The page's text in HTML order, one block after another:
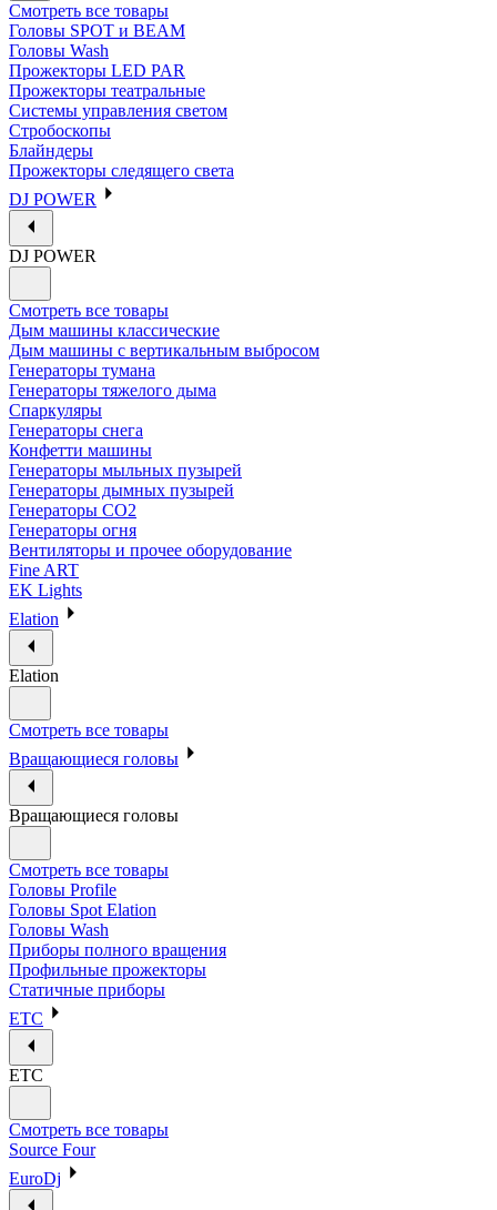
Смотреть все товары
Головы SPOT и BEAM
Головы Wash
Прожекторы LED PAR
Прожекторы театральные
Системы управления светом
Стробоскопы
Блайндеры
Прожекторы следящего света
DJ POWER
DJ POWER
Смотреть все товары
Дым машины классические
Дым машины с вертикальным выбросом
Генераторы тумана
Генераторы тяжелого дыма
Спаркуляры
Генераторы снега
Конфетти машины
Генераторы мыльных пузырей
Генераторы дымных пузырей
Генераторы CO2
Генераторы огня
Вентиляторы и прочее оборудование
Fine ART
EK Lights
Elation
Elation
Смотреть все товары
Вращающиеся головы
Вращающиеся головы
Смотреть все товары
Головы Profile
Головы Spot Elation
Головы Wash
Приборы полного вращения
Профильные прожекторы
Статичные приборы
ETC
ETC
Смотреть все товары
Source Four
EuroDj